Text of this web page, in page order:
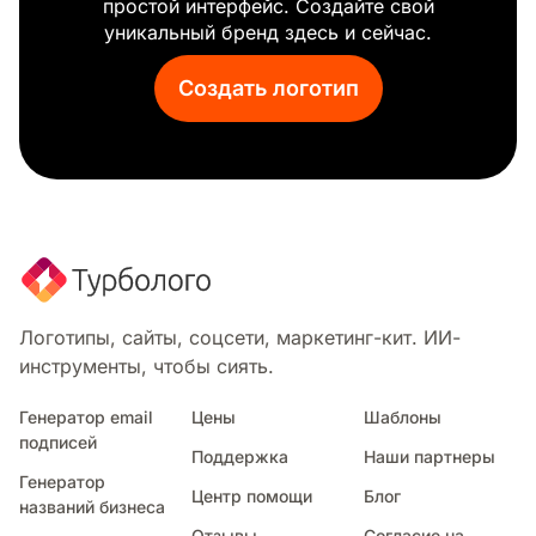
Астронавт
Финансовый советник
Строительная команда
Мойка под давлением
Детский фотограф
Электрик
Разработчик
Портной
Трансвестит
Писатель
Слесарь
Пожарно-спасательные службы
простой интерфейс. Создайте свой
уникальный бренд здесь и сейчас.
Создать логотип
Логотипы, сайты, соцсети, маркетинг-кит. ИИ-
инструменты, чтобы сиять.
Генератор email
подписей
Генератор
названий бизнеса
Цены
Поддержка
Центр помощи
Шаблоны
Наши партнеры
Блог